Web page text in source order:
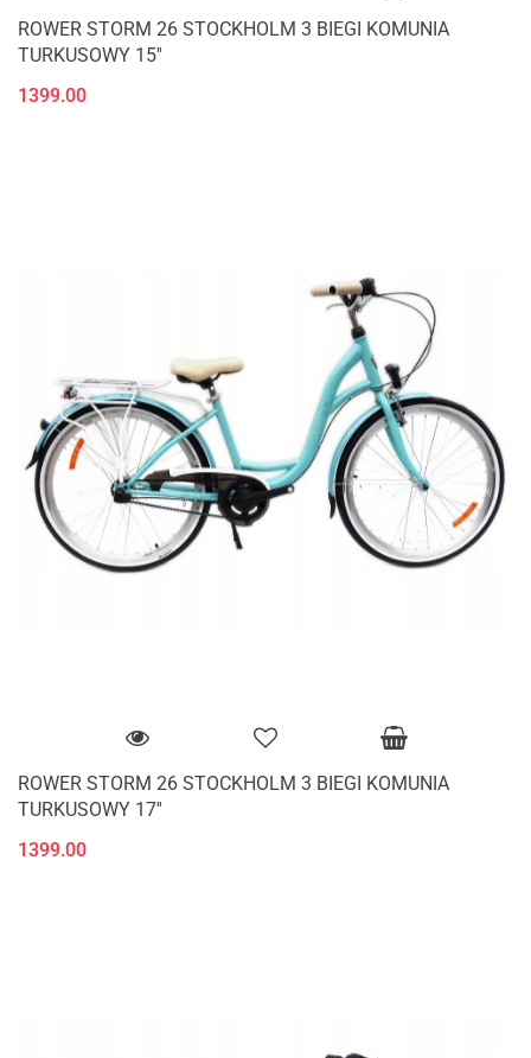
ROWER STORM 26 STOCKHOLM 3 BIEGI KOMUNIA
TURKUSOWY 15''
1399.00
ROWER STORM 26 STOCKHOLM 3 BIEGI KOMUNIA
TURKUSOWY 17''
1399.00